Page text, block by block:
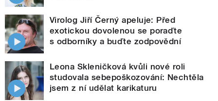
Virolog Jiří Černý apeluje: Před
exotickou dovolenou se poraďte
s odborníky a buďte zodpovědní
Leona Skleničková kvůli nové roli
studovala sebepoškozování: Nechtěla
jsem z ní udělat karikaturu